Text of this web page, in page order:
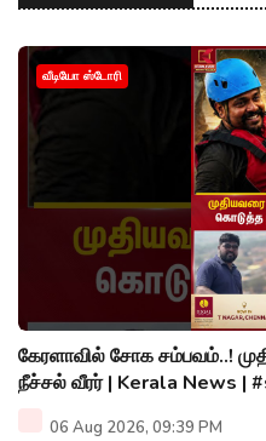
வீடியோ ஸ்டோரி
கேரளாவில் சோக சம்பவம்..!
நீச்சல் வீரர் | Kerala News |
06 Aug 2026, 09:39 PM